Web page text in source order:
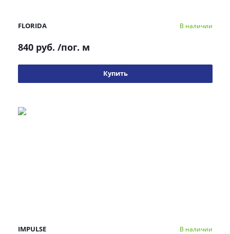
FLORIDA В наличии
840 руб. /пог. м
Купить
IMPULSE В наличии